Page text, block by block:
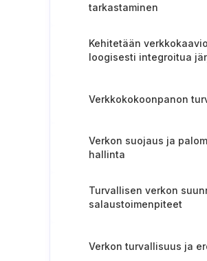
tarkastaminen
Kehitetään
loogisesti integroitua
Verkkokokoonpanon
Verkon suojaus ja
hallinta
Turvallisen verkon
salaustoimenpiteet
Verkon turvallisuus ja